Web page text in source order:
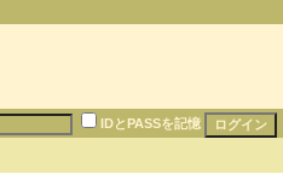
IDとPASSを記憶